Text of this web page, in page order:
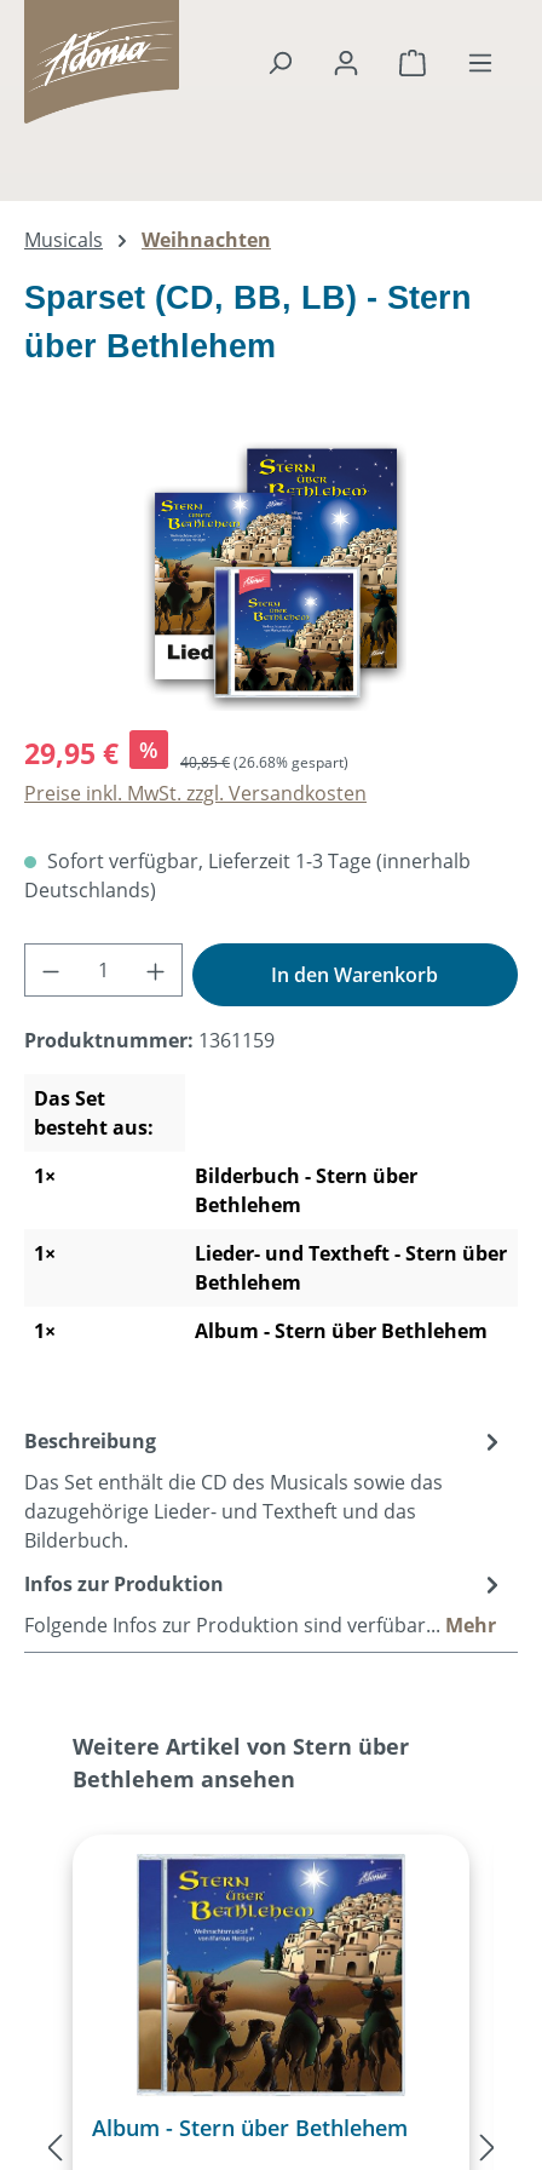
springen
Warenkorb
Musicals Weihnachten
Sparset (CD, BB, LB) - Stern
über Bethlehem
Bildergalerie überspringen
29,95 € % 40,85 €(26.68% gespart)
Preise inkl. MwSt. zzgl. Versandkosten
Sofort verfügbar, Lieferzeit 1-3 Tage (innerhalb
Deutschlands)
Produkt Anzahl: Gib den gewünschten
In den Warenkorb
Produktnummer: 1361159
Das Set
besteht aus:
1×
Bilderbuch - Stern über
Bethlehem
1×
Lieder- und Textheft - Stern über
Bethlehem
1×
Album - Stern über Bethlehem
Beschreibung
Das Set enthält die CD des Musicals sowie das
dazugehörige Lieder- und Textheft und das
Bilderbuch.
Infos zur Produktion
Folgende Infos zur Produktion sind verfübar... Mehr
Produktgalerie überspringen
Weitere Artikel von Stern über
Bethlehem ansehen
Album - Stern über Bethlehem